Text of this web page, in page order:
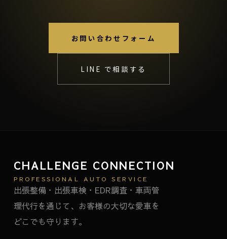
お問い合わせフォーム
LINE で相談する
CHALLENGE CONNECTION
PROFESSIONAL AUTO SERVICE
出張整備・出張車検・EDR調査・車両管
理代行を通じて、お客様の大切な愛車を
どこでも守ります。